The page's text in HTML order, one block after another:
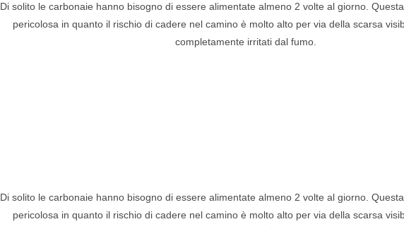
Di solito le carbonaie hanno bisogno di essere alimentate almeno 2 volte al giorno.
pericolosa in quanto il rischio di cadere nel camino è molto alto per via della scarsa
completamente irritati dal fumo.
Di solito le carbonaie hanno bisogno di essere alimentate almeno 2 volte al giorno.
pericolosa in quanto il rischio di cadere nel camino è molto alto per via della scarsa